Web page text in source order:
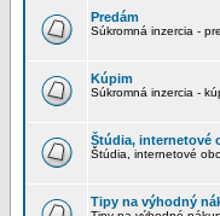
Predám
Súkromná inzercia -
Kúpim
Súkromná inzercia -
Štúdia, internetové
Štúdia, internetové
Tipy na výhodný